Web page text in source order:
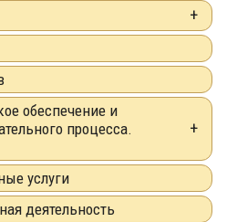
обеспечение и
процесса.
услуги
деятельность